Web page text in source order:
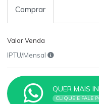
Comprar
Valor Venda
IPTU/Mensal
QUER MAIS
CLIQUE E FALE